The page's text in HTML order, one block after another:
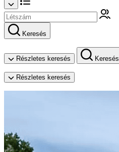
Keresés
Részletes keresés Keresés
Részletes keresés